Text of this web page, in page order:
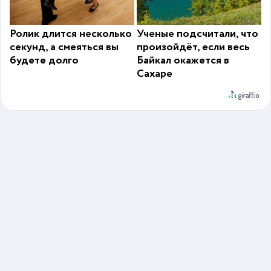
Ролик длится несколько
секунд, а смеяться вы
будете долго
Ученые подсчитали, что
произойдёт, если весь
Байкал окажется в
Сахаре